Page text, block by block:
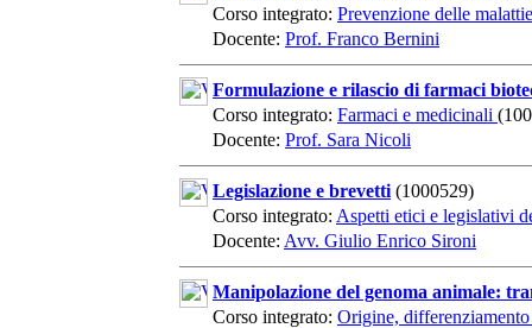
Corso integrato: Prevenzione delle malattie
Docente: Prof. Franco Bernini
Formulazione e rilascio di farmaci
Corso integrato: Farmaci e medicinali
Docente: Prof. Sara Nicoli
Legislazione e brevetti (1000529)
Corso integrato: Aspetti etici e legislativi
Docente: Avv. Giulio Enrico Sironi
Manipolazione del genoma animale:
Corso integrato: Origine,